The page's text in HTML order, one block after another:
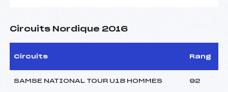
Circuits Nordique 2016
Circuits Rang
SAMSE NATIONAL TOUR U18 HOMMES 92